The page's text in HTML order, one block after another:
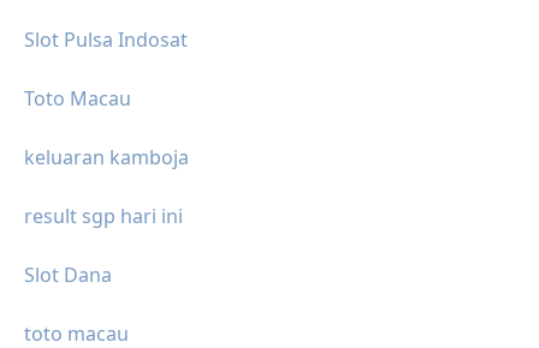
Slot Pulsa Indosat
Toto Macau
keluaran kamboja
result sgp hari ini
Slot Dana
toto macau